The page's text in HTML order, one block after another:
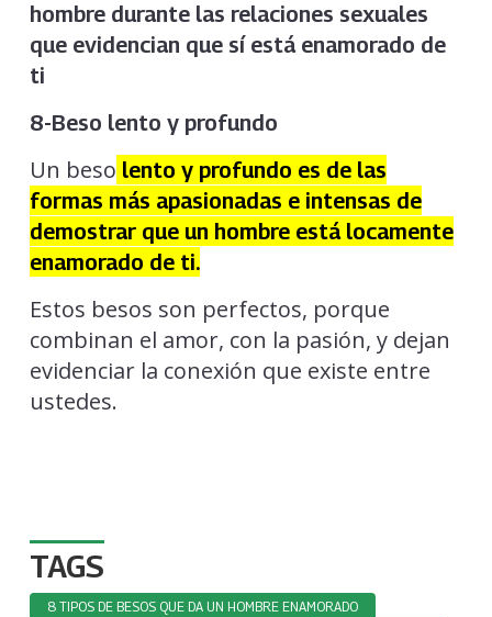
hombre durante las relaciones sexuales
que evidencian que sí está enamorado de
ti
8-Beso lento y profundo
Un beso lento y profundo es de las
formas más apasionadas e intensas de
demostrar que un hombre está locamente
enamorado de ti.
Estos besos son perfectos, porque
combinan el amor, con la pasión, y dejan
evidenciar la conexión que existe entre
ustedes.
TAGS
8 TIPOS DE BESOS QUE DA UN HOMBRE ENAMORADO